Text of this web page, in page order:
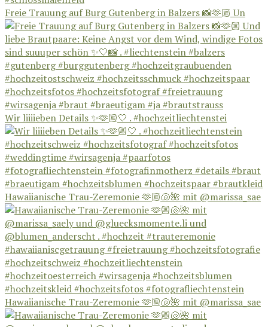
Freie Trauung auf Burg Gutenberg in Balzers 📸🫶🏼 Un
Wir liiiieben Details ✨🫶🏼🤍 . #hochzeitliechtenstei
Hawaiianische Trau-Zeremonie 🫶🏼🐚🌺 mit @marissa_sae
Hawaiianische Trau-Zeremonie 🫶🏼🐚🌺 mit @marissa_sae